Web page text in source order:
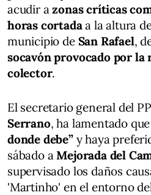
acudir azonas críticas
horas cortadaa la altura
municipio de San Rafael,
socavón provocado por la
colector.
El secretario general del
Serrano, ha lamentado
donde debe”y haya
sábado aMejorada del
supervisado los daños
'Martinho' en el entorno